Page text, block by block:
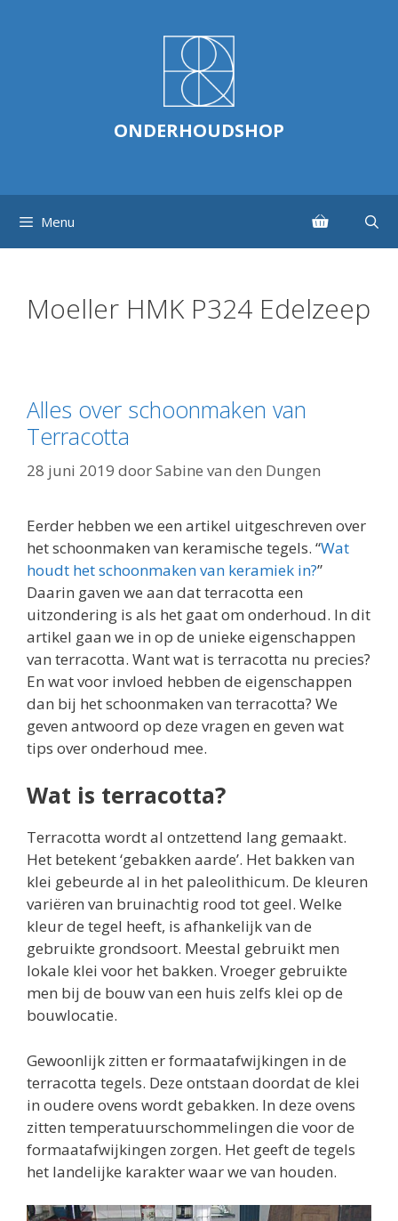
ONDERHOUDSHOP
Menu
Moeller HMK P324 Edelzeep
Alles over schoonmaken van
Terracotta
28 juni 2019 doorSabine van den Dungen
Eerder hebben we een artikel uitgeschreven over
het schoonmaken van keramische tegels. “Wat
houdt het schoonmaken van keramiek in?”
Daarin gaven we aan dat terracotta een
uitzondering is als het gaat om onderhoud. In dit
artikel gaan we in op de unieke eigenschappen
van terracotta. Want wat is terracotta nu precies?
En wat voor invloed hebben de eigenschappen
dan bij het schoonmaken van terracotta? We
geven antwoord op deze vragen en geven wat
tips over onderhoud mee.
Wat is terracotta?
Terracotta wordt al ontzettend lang gemaakt.
Het betekent ‘gebakken aarde’. Het bakken van
klei gebeurde al in het paleolithicum. De kleuren
variëren van bruinachtig rood tot geel. Welke
kleur de tegel heeft, is afhankelijk van de
gebruikte grondsoort. Meestal gebruikt men
lokale klei voor het bakken. Vroeger gebruikte
men bij de bouw van een huis zelfs klei op de
bouwlocatie.
Gewoonlijk zitten er formaatafwijkingen in de
terracotta tegels. Deze ontstaan doordat de klei
in oudere ovens wordt gebakken. In deze ovens
zitten temperatuurschommelingen die voor de
formaatafwijkingen zorgen. Het geeft de tegels
het landelijke karakter waar we van houden.